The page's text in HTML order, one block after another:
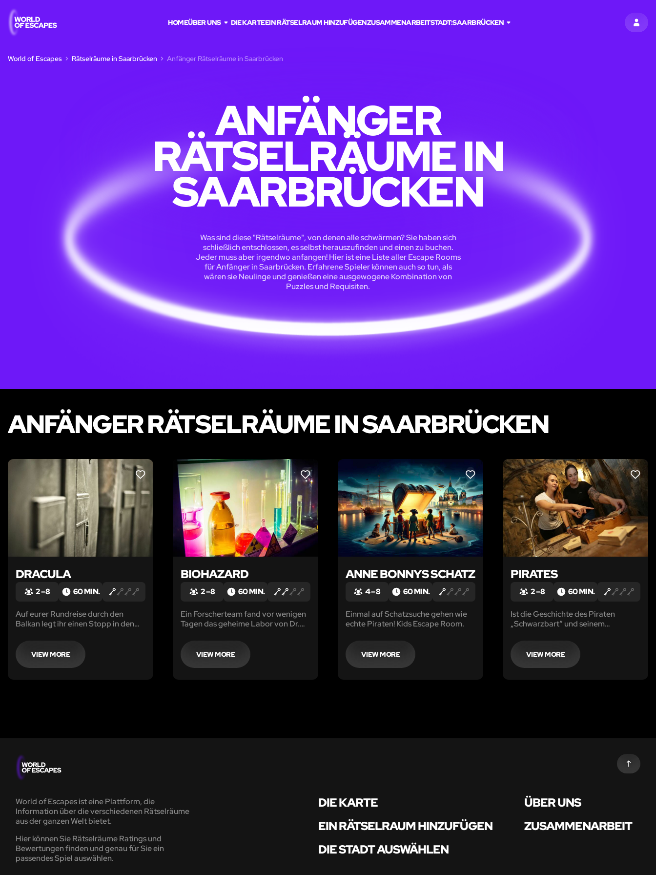
HOMEÜBER UNS DIE KARTEEIN RÄTSELRAUM HINZUFÜGENZUSAMMENARBEITSTADT:SAARBRÜCKEN
World of Escapes Rätselräume in Saarbrücken Anfänger Rätselräume in Saarbrücken
ANFÄNGER
RÄTSELRÄUME IN
SAARBRÜCKEN
Was sind diese "Rätselräume", von denen alle schwärmen? Sie haben sich
schließlich entschlossen, es selbst herauszufinden und einen zu buchen.
Jeder muss aber irgendwo anfangen! Hier ist eine Liste aller Escape Rooms
für Anfänger in Saarbrücken. Erfahrene Spieler können auch so tun, als
wären sie Neulinge und genießen eine ausgewogene Kombination von
Puzzles und Requisiten.
ANFÄNGER RÄTSELRÄUME IN SAARBRÜCKEN
LIKE
DRACULA
2 – 8 60 MIN.
Auf eurer Rundreise durch den
Balkan legt ihr einen Stopp in den
siebenbürgischen Bergen das
sagenumwobene Schloss Vlad III.
VIEW MORE
LIKE
BIOHAZARD
2 – 8 60 MIN.
Ein Forscherteam fand vor wenigen
Tagen das geheime Labor von Dr.
Virologen. Beim Betreten
kontaminierten sich sämtliche
Teammitglieder mit einem äußerst
VIEW MORE
LIKE
ANNE BONNYS SCHATZ
4 – 8 60 MIN.
Einmal auf Schatzsuche gehen wie
echte Piraten! Kids Escape Room.
VIEW MORE
LIKE
PIRATES
2 – 8 60 MIN.
Ist die Geschichte des Piraten
„Schwarzbart“ und seinem
oder alles nur Seemannsgarn?
VIEW MORE
World of Escapes ist eine Plattform, die
Information über die verschiedenen Rätselräume
aus der ganzen Welt bietet.
Hier können Sie Rätselräume Ratings und
Bewertungen finden und genau für Sie ein
passendes Spiel auswählen.
DIE KARTE
ÜBER UNS
EIN RÄTSELRAUM HINZUFÜGEN
ZUSAMMENARBEIT
DIE STADT AUSWÄHLEN